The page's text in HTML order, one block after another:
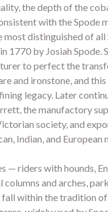
the depth of the
with the Spode
distinguished of
1770 by Josiah Spode.
to perfect the
and ironstone, and
legacy. Later
the manufactory
society, and
Indian, and European
— riders with hounds,
and arches,
fall within the tradition